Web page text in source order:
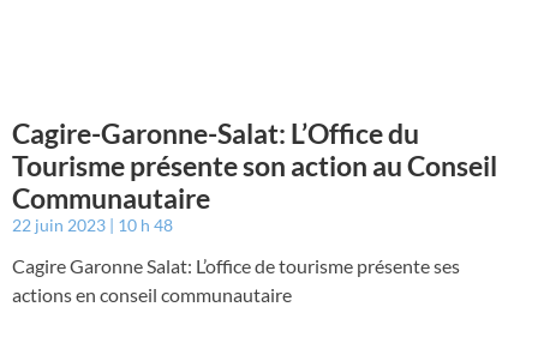
Cagire-Garonne-Salat: L’Office du
Tourisme présente son action au Conseil
Communautaire
22 juin 2023 10 h 48
Cagire Garonne Salat: L’office de tourisme présente ses
actions en conseil communautaire